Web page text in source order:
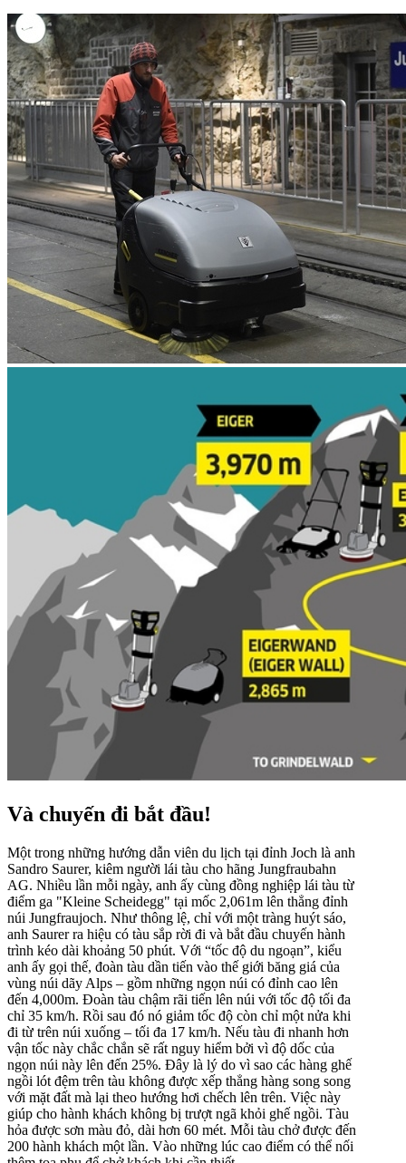
Và chuyến đi bắt đầu!
Một trong những hướng dẫn viên du lịch tại đỉnh Joch là anh
Sandro Saurer, kiêm người lái tàu cho hãng Jungfraubahn
AG. Nhiều lần mỗi ngày, anh ấy cùng đồng nghiệp lái tàu từ
điểm ga "Kleine Scheidegg" tại mốc 2,061m lên thẳng đỉnh
núi Jungfraujoch. Như thông lệ, chỉ với một tràng huýt sáo,
anh Saurer ra hiệu có tàu sắp rời đi và bắt đầu chuyến hành
trình kéo dài khoảng 50 phút. Với “tốc độ du ngoạn”, kiểu
anh ấy gọi thế, đoàn tàu dần tiến vào thế giới băng giá của
vùng núi dãy Alps – gồm những ngọn núi có đỉnh cao lên
đến 4,000m. Đoàn tàu chậm rãi tiến lên núi với tốc độ tối đa
chỉ 35 km/h. Rồi sau đó nó giảm tốc độ còn chỉ một nửa khi
đi từ trên núi xuống – tối đa 17 km/h. Nếu tàu đi nhanh hơn
vận tốc này chắc chắn sẽ rất nguy hiểm bởi vì độ dốc của
ngọn núi này lên đến 25%. Đây là lý do vì sao các hàng ghế
ngồi lót đệm trên tàu không được xếp thẳng hàng song song
với mặt đất mà lại theo hướng hơi chếch lên trên. Việc này
giúp cho hành khách không bị trượt ngã khỏi ghế ngồi. Tàu
hỏa được sơn màu đỏ, dài hơn 60 mét. Mỗi tàu chở được đến
200 hành khách một lần. Vào những lúc cao điểm có thể nối